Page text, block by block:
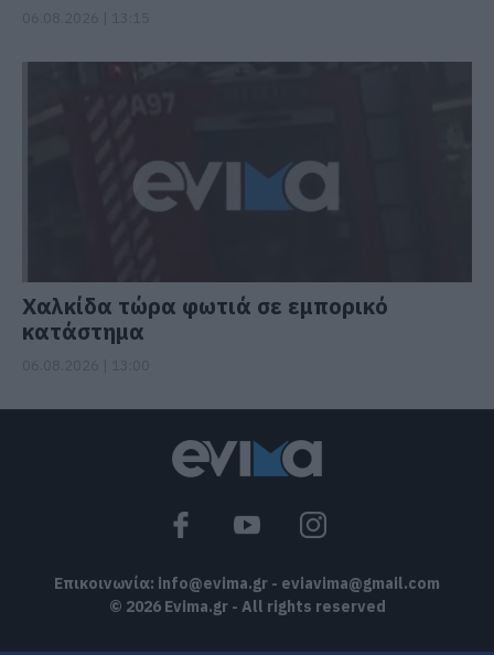
Χαλκίδα τώρα φωτιά σε εμπορικό
κατάστημα
Επικοινωνία: info@evima.gr - eviavima@gmail.com
© 2026 Evima.gr - All rights reserved